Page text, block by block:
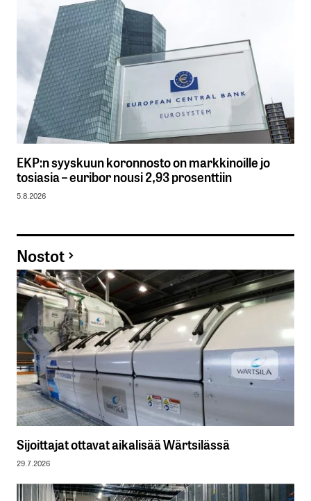
EKP:n syyskuun koronnosto on markkinoille jo
tosiasia – euribor nousi 2,93 prosenttiin
5.8.2026
Nostot
Sijoittajat ottavat aikalisää Wärtsilässä
29.7.2026